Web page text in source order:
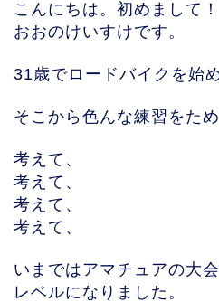
こんにちは。初めまして！
おおのけいすけです。
31歳でロードバイクを始
そこから色んな練習をため
考えて、
考えて、
考えて、
考えて、
いまではアマチュアの大
レベルになりました。